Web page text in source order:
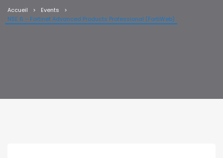
Accueil
Events
NSE 6 – Fortinet Advanced Products Professional (FortiWeb)